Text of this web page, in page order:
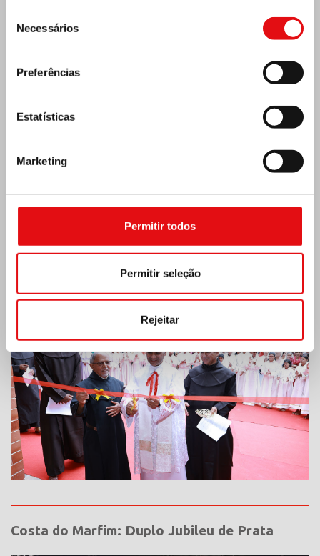
Necessários
Preferências
Estatísticas
Marketing
Permitir todos
Permitir seleção
Rejeitar
Costa do Marfim: Duplo Jubileu de Prata